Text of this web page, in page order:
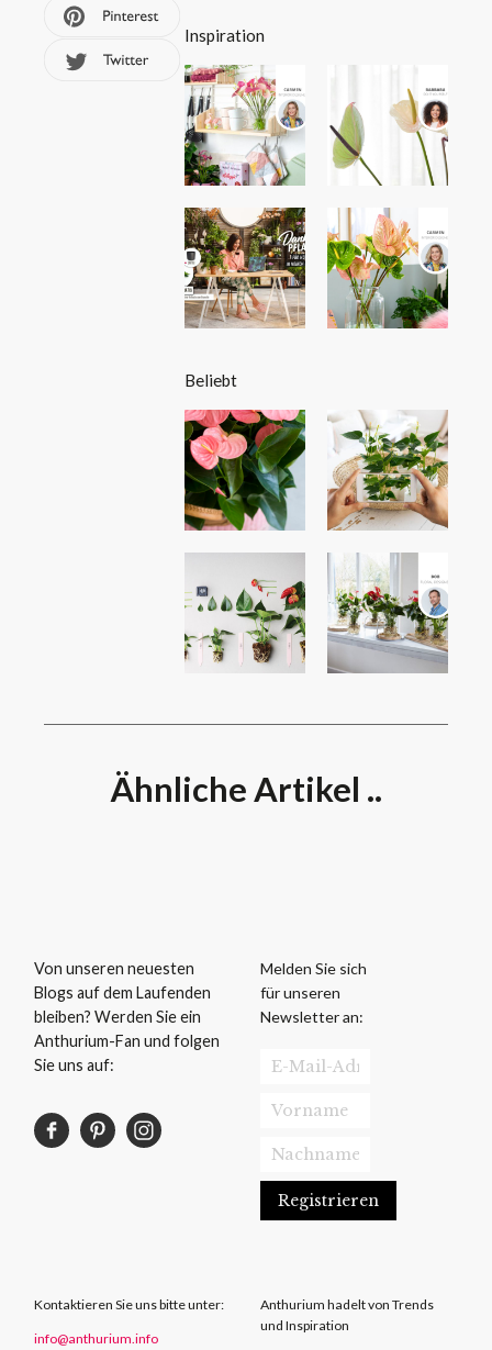
Inspiration
Beliebt
Ähnliche Artikel ..
Von unseren neuesten
Blogs auf dem Laufenden
bleiben? Werden Sie ein
Anthurium-Fan und folgen
Sie uns auf:
Melden Sie sich
für unseren
Newsletter an:
Kontaktieren Sie uns bitte unter:
info@anthurium.info
Anthurium hadelt von Trends
und Inspiration